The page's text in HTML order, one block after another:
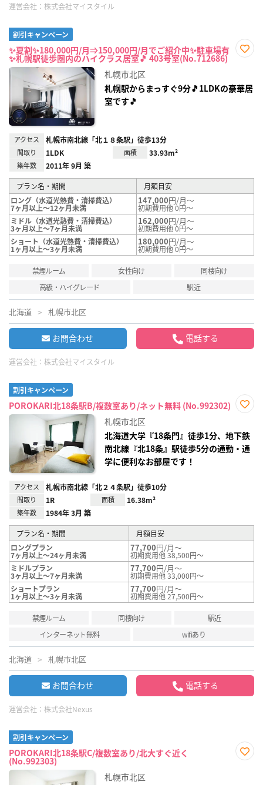
運営会社： 株式会社マイスタイル
割引キャンペーン
✨夏割✨180,000円/月⇒150,000円/月でご紹介中✨駐車場有
✨札幌駅徒歩圏内のハイクラス居室🎵 403号室(No.712686)
録
札幌市北区
札幌駅からまっすぐ9分🎵1LDKの豪華居
室です🎵
アクセス 札幌市南北線「北１８条駅」徒歩13分
間取り 1LDK 面積 33.93m²
築年数 2011年 9月 築
プラン名・期間
月額目安
ロング（水道光熱費・清掃費込）
7ヶ月以上～12ヶ月未満
147,000円/月～
初期費用他 0円～
ミドル（水道光熱費・清掃費込）
3ヶ月以上～7ヶ月未満
162,000円/月～
初期費用他 0円～
ショート（水道光熱費・清掃費込）
1ヶ月以上～3ヶ月未満
180,000円/月～
初期費用他 0円～
禁煙ルーム 女性向け
同棲向け
高級・ハイグレード
駅近
北海道 札幌市北区
お問合わせ 電話する
運営会社： 株式会社マイスタイル
割引キャンペーン
POROKARI北18条駅B/複数室あり/ネット無料 (No.992302)
り登
録
札幌市北区
北海道大学『18条門』徒歩1分、地下鉄
南北線『北18条』駅徒歩5分の通勤・通
学に便利なお部屋です！
アクセス 札幌市南北線「北２４条駅」徒歩10分
間取り 1R 面積 16.38m²
築年数 1984年 3月 築
プラン名・期間
月額目安
ロングプラン
7ヶ月以上～24ヶ月未満
77,700円/月～
初期費用他 38,500円～
ミドルプラン
3ヶ月以上～7ヶ月未満
77,700円/月～
初期費用他 33,000円～
ショートプラン
1ヶ月以上～3ヶ月未満
77,700円/月～
初期費用他 27,500円～
禁煙ルーム 同棲向け
駅近
インターネット無料
wifiあり
北海道 札幌市北区
お問合わせ 電話する
運営会社： 株式会社Nexus
割引キャンペーン
POROKARI北18条駅C/複数室あり/北大すぐ近く
(No.992303)
札幌市北区